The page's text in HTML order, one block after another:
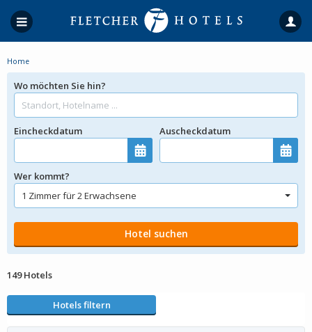
Home
Wo möchten Sie hin?
Eincheckdatum Auscheckdatum
Wer kommt?
149 Hotels
Hotels filtern